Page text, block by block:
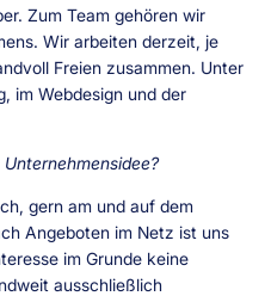
Zum Team gehören wir
Wir arbeiten derzeit, je
Freien zusammen. Unter
im Webdesign und der
gern am und auf dem
Angeboten im Netz ist uns
im Grunde keine
ausschließlich